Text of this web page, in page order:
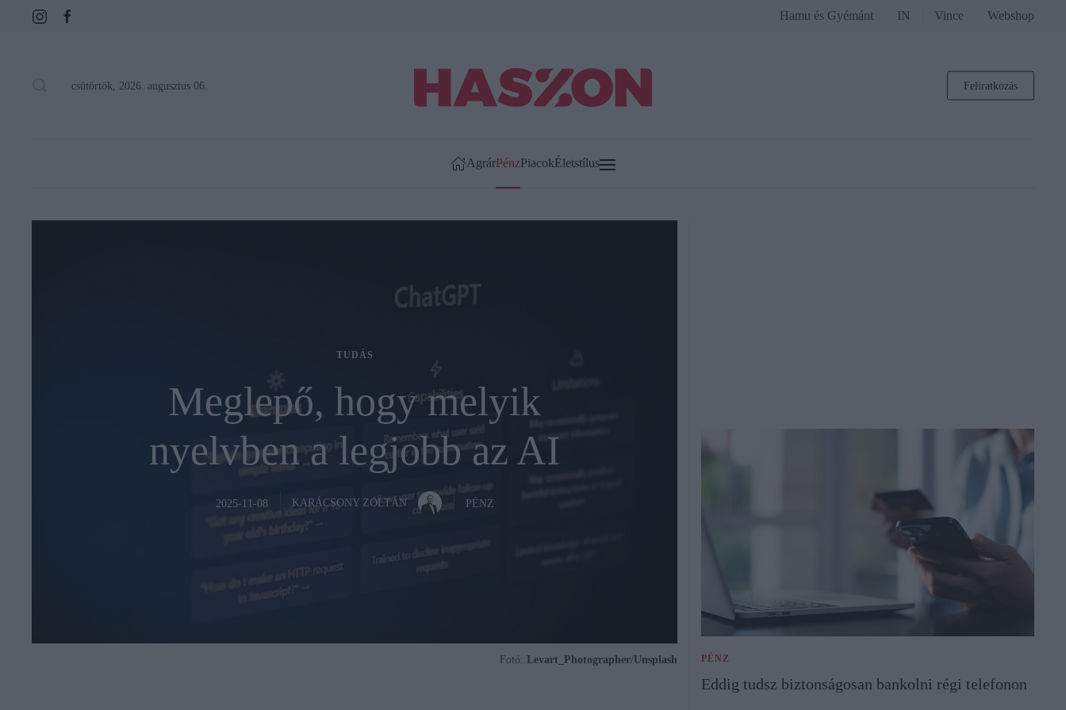
Hamu és Gyémánt IN Vince Webshop
csütörtök, 2026. augusztus 06. Feliratkozás
AgrárPénzPiacokÉletstílus
TUDÁS
Meglepő, hogy melyik
nyelvben a legjobb az AI
2025-11-08 KARÁCSONY ZOLTÁN PÉNZ
Fotó: Levart_Photographer/Unsplash PÉNZ
Eddig tudsz biztonságosan bankolni régi telefonon